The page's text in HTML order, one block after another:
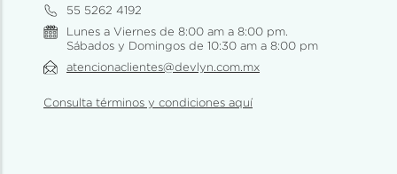
55 5262 4192
Lunes a Viernes de 8:00 am a 8:00 pm.
Sábados y Domingos de 10:30 am a 8:00 pm
atencionaclientes@devlyn.com.mx
Consulta términos y condiciones aquí